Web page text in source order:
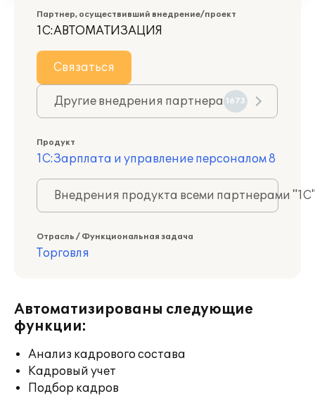
Партнер, осуществивший внедрение/проект
1С:АВТОМАТИЗАЦИЯ
Связаться
Другие внедрения партнера 1673
Продукт
1С:Зарплата и управление персоналом 8
Внедрения продукта всеми партнерами
Отрасль / Функциональная задача
Торговля
Автоматизированы следующие
функции:
Анализ кадрового состава
Кадровый учет
Подбор кадров